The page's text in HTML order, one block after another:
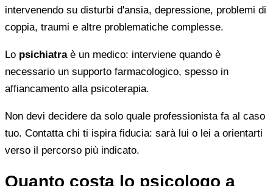
intervenendo su disturbi d'ansia, depressione, problemi di
coppia, traumi e altre problematiche complesse.
Lo psichiatraè un medico: interviene quando è
necessario un supporto farmacologico, spesso in
affiancamento alla psicoterapia.
Non devi decidere da solo quale professionista fa al caso
tuo. Contatta chi ti ispira fiducia: sarà lui o lei a orientarti
verso il percorso più indicato.
Quanto costa lo psicologo a